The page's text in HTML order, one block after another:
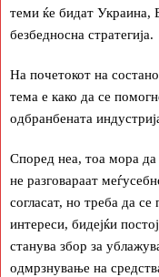
теми ќе бидат Украина,
безбедносна стратегија.
На почетокот на
тема е како да се
одбранбената
Според неа, тоа мора да
не разговараат
согласат, но треба да
интереси, бидејќи
станува збор за
одмрзнување на